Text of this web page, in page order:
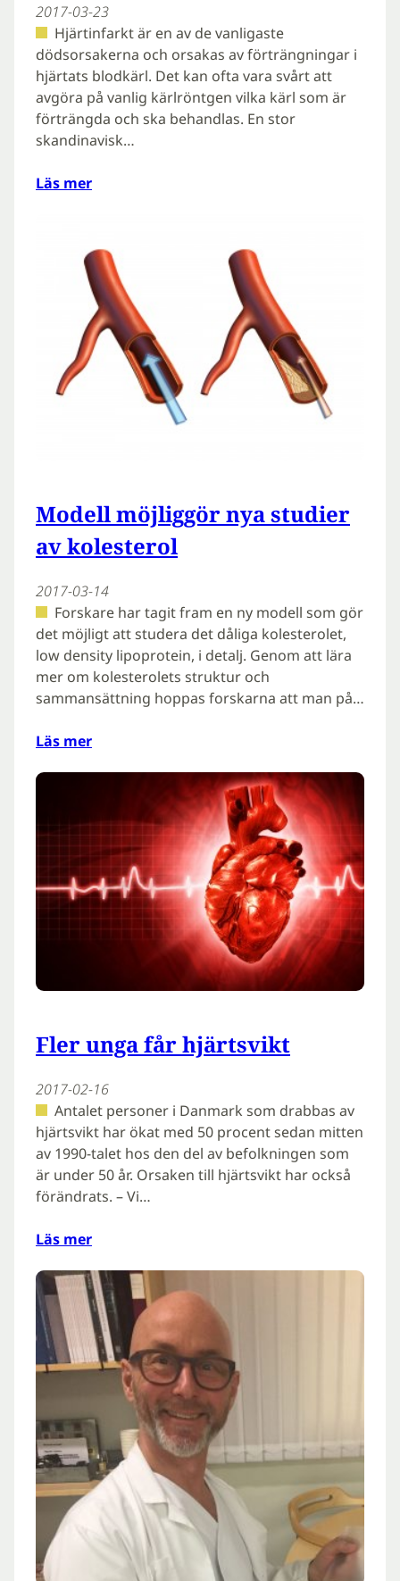
2017-03-23
Hjärtinfarkt är en av de vanligaste
dödsorsakerna och orsakas av förträngningar i
hjärtats blodkärl. Det kan ofta vara svårt att
avgöra på vanlig kärlröntgen vilka kärl som är
förträngda och ska behandlas. En stor
skandinavisk…
Läs mer
Modell möjliggör nya studier
av kolesterol
2017-03-14
Forskare har tagit fram en ny modell som gör
det möjligt att studera det dåliga kolesterolet,
low density lipoprotein, i detalj. Genom att lära
mer om kolesterolets struktur och
sammansättning hoppas forskarna att man på…
Läs mer
Fler unga får hjärtsvikt
2017-02-16
Antalet personer i Danmark som drabbas av
hjärtsvikt har ökat med 50 procent sedan mitten
av 1990-talet hos den del av befolkningen som
är under 50 år. Orsaken till hjärtsvikt har också
förändrats. – Vi…
Läs mer